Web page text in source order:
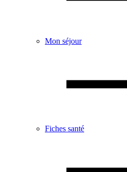
Mon séjour
Fiches santé